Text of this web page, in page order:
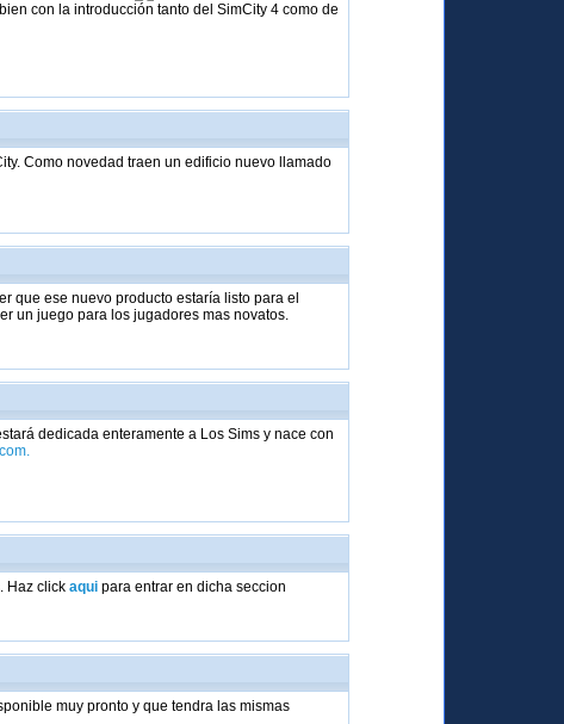
con la introducción tanto del SimCity 4 como de
Como novedad traen un edificio nuevo llamado
que ese nuevo producto estaría listo para el
un juego para los jugadores mas novatos.
dedicada enteramente a Los Sims y nace con
Haz clickaqui para entrar en dicha seccion
muy pronto y que tendra las mismas